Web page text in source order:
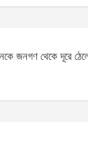
জনগণ থেকে দূরে